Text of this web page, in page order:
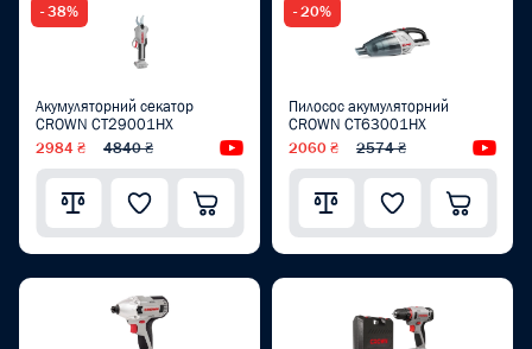
- 38%
Акумуляторний секатор
CROWN CT29001HX
2984 ₴ 4840 ₴ Відеоогляд
- 20%
Пилосос акумуляторний
CROWN CT63001HX
2060 ₴ 2574 ₴